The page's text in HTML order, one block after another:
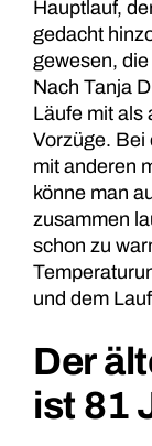
Hauptlauf,
gedacht
gewesen,
Nach Tanja
Läufe mit als
Vorzüge. Bei
mit anderen
könne man
zusammen
schon zu
und dem
Der
ist 81